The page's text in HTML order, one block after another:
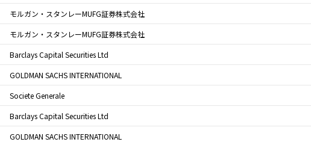
モルガン・スタンレーMUFG証券株式会社
モルガン・スタンレーMUFG証券株式会社
Barclays Capital Securities Ltd
GOLDMAN SACHS INTERNATIONAL
Societe Generale
Barclays Capital Securities Ltd
GOLDMAN SACHS INTERNATIONAL